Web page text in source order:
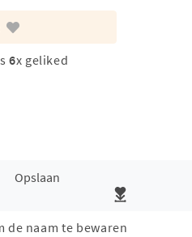
6x geliked
Opslaan
de naam te bewaren